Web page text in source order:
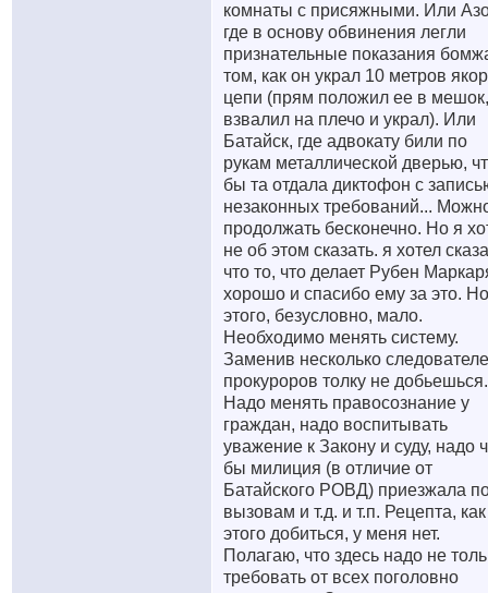
комнаты с присяжными. Или
где в основу обвинения легли
признательные показания
том, как он украл 10 метров
цепи (прям положил ее в мешок,
взвалил на плечо и украл). Или
Батайск, где адвокату били по
рукам металлической дверью,
бы та отдала диктофон с
незаконных требований...
продолжать бесконечно. Но я
не об этом сказать. я хотел
что то, что делает Рубен
хорошо и спасибо ему за это. Но
этого, безусловно, мало.
Необходимо менять систему.
Заменив несколько
прокуроров толку не добьешься.
Надо менять правосознание у
граждан, надо воспитывать
уважение к Закону и суду, надо
бы милиция (в отличие от
Батайского РОВД) приезжала
вызовам и т.д. и т.п. Рецепта, как
этого добиться, у меня нет.
Полагаю, что здесь надо не
требовать от всех поголовно